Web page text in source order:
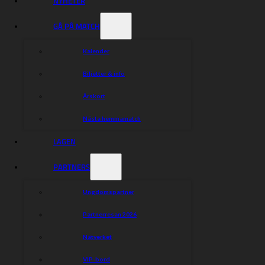
GÅ PÅ MATCH
Kalender
Biljetter & info
Årskort
Nästa hemmamatch
LAGEN
PARTNERS
Ungdomspartner
Partnerresan 2026
Nätverket
VIP-bord
för att få in en ersättare med kvalité i en minst sagt tunn
marknad. Tillsammans gör vi allt vi kan och säsongen är
långt ifrån över!